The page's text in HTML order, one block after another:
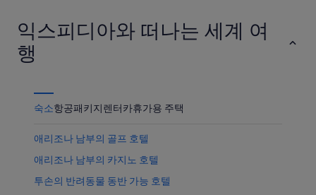
익스피디아와 떠나는 세계 여
행
숙소항공패키지렌터카휴가용 주택
애리조나 남부의 골프 호텔
애리조나 남부의 카지노 호텔
투손의 반려동물 동반 가능 호텔